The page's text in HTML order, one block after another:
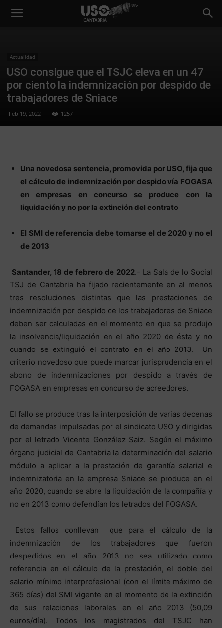
Actualidad
USO consigue que el TSJC eleva en un 47
por ciento la indemnización por despido de
trabajadores de Sniace
Feb 19, 2022 1257
Una novedosa sentencia, promovida por USO, fija que
el cálculo de indemnización por despido vía FOGASA
en empresas en concurso se produce con la
liquidación y no por la extinción del contrato
El SMI de referencia debe tomarse el de 2020 y no el
de 2013
Santander, 18 de febrero de 2022.- La Sala de lo Social
TSJ de Cantabria ha fijado recientemente en al menos
tres resoluciones distintas que las prestaciones de
indemnización por despido de los trabajadores de Sniace
deben ser calculadas en el momento en que se produjo
la insolvencia/liquidación en el año 2020 de ésta y no
cuando se extinguió el contrato en el año 2013. Un
criterio novedoso que puede marcar jurisprudencia en el
abono de indemnizaciones por despido a través de
FOGASA en empresas en concurso de acreedores.
El fallo se produce tras la interposición de varias decenas
de demandas impulsadas por el sindicato USO y dirigidas
por el letrado Vicente González Saiz. Según el máximo
órgano judicial de Cantabria la determinación del salario
módulo a aplicar a la prestación de garantía salarial e
indemnizatoria en la empresa Sniace se produce en el
año 2020, cuando se abre la liquidación de la compañía y
no en 2013 como defendían los letrados del FOGASA.
Estos fallos conllevan que para el cálculo de la
indemnización de los trabajadores que fueron
despedidos en el año 2013 no sea utilizado como
referencia en el cálculo de la prestación, el doble del
salario mínimo interprofesional (con el límite máximo de
365 días) del SMI vigente en el momento de la extinción
de sus relaciones laborales en el año 2013 (50,09
euros/día). Todos los magistrados del TSJC han